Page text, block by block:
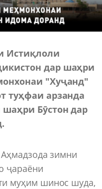
Истиқлоли
дар шаҳри
"Хуҷанд"
туҳфаи арзанда
Бӯстон дар
зимни
ҷараёни
муҳим шинос шуда,